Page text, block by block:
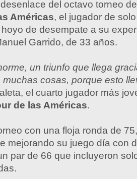
del octavo torneo
Américas, el jugador de
de desempate a su
Garrido, de 33 años.
un triunfo que llega
cosas, porque esto
el cuarto jugador más
de las Américas.
con una floja ronda de
mejorando su juego día con
par de 66 que incluyeron